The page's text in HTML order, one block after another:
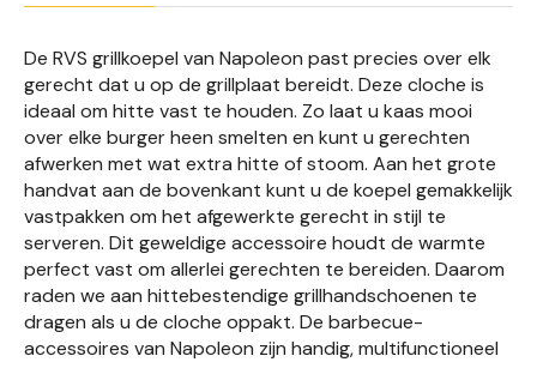
De RVS grillkoepel van Napoleon past precies over elk
gerecht dat u op de grillplaat bereidt. Deze cloche is
ideaal om hitte vast te houden. Zo laat u kaas mooi
over elke burger heen smelten en kunt u gerechten
afwerken met wat extra hitte of stoom. Aan het grote
handvat aan de bovenkant kunt u de koepel gemakkelijk
vastpakken om het afgewerkte gerecht in stijl te
serveren. Dit geweldige accessoire houdt de warmte
perfect vast om allerlei gerechten te bereiden. Daarom
raden we aan hittebestendige grillhandschoenen te
dragen als u de cloche oppakt. De barbecue-
accessoires van Napoleon zijn handig, multifunctioneel